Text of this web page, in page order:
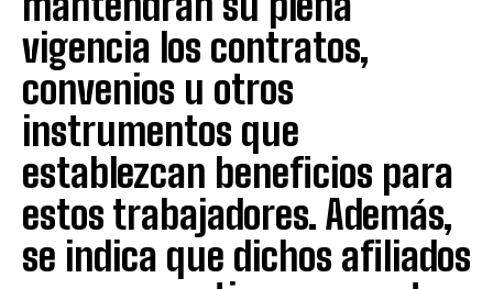
vigencia los contratos,
convenios u otros
instrumentos que
establezcan beneficios para
estos trabajadores. Además,
se indica que dichos afiliados